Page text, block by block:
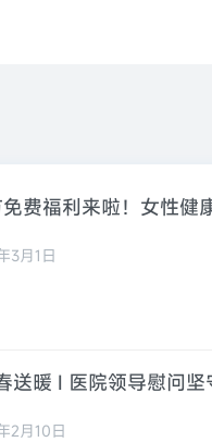
免费福利来啦！女性健
3月1日
送暖 I 医院领导慰问
2月10日